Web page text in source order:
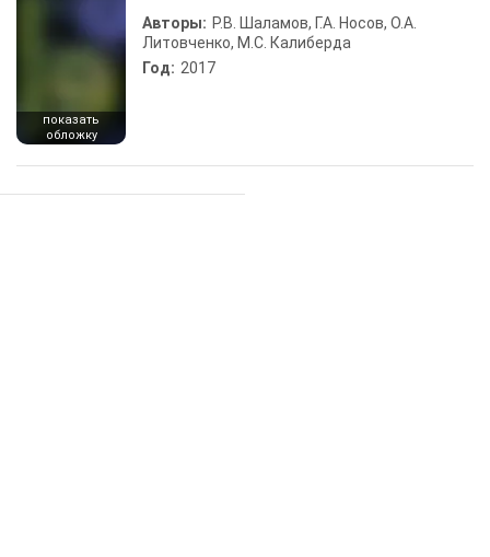
показать
обложку
Авторы: Р.В. Шаламов, Г.А. Носов, О.А.
Литовченко, М.С. Калиберда
Год: 2017